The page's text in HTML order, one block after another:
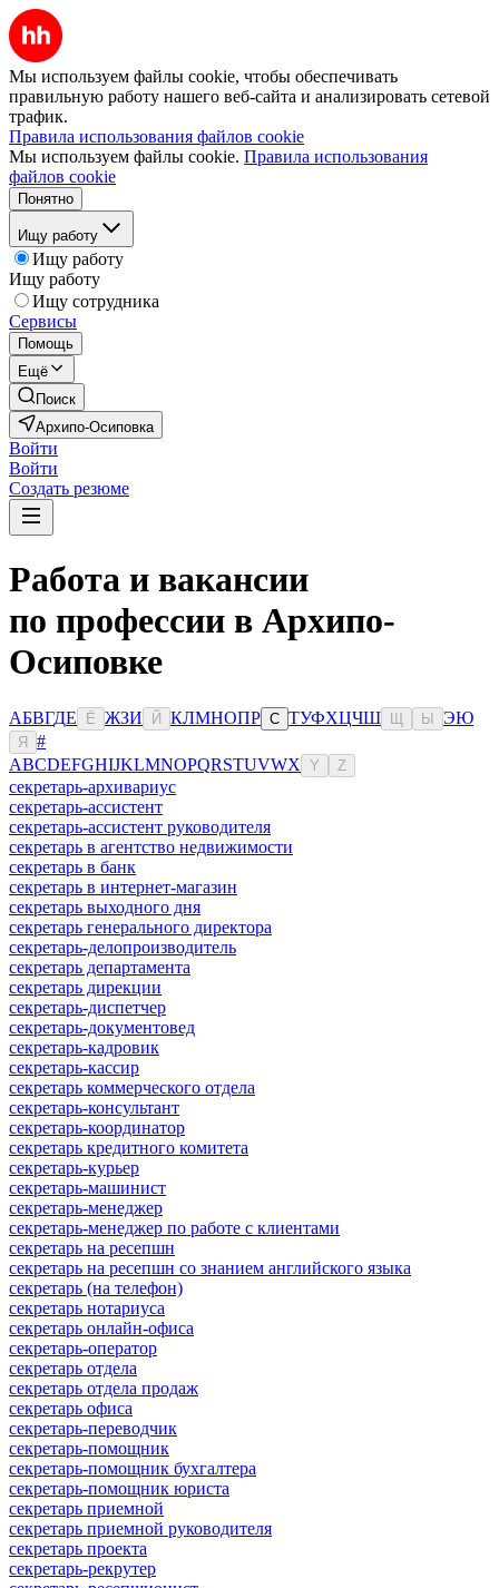
Мы используем файлы cookie, чтобы обеспечивать
правильную работу нашего веб-сайта и анализировать сетевой
трафик.
Правила использования файлов cookie
Мы используем файлы cookie. Правила использования
файлов cookie
Понятно
Ищу работу
Ищу работу
Ищу работу
Ищу сотрудника
Сервисы
Помощь
Ещё
Поиск
Архипо-Осиповка
Войти
Войти
Создать резюме
Работа и вакансии
по профессии в Архипо-
Осиповке
АБВГДЕ Ё ЖЗИ Й КЛМНОПР С ТУФХЦЧШ Ы ЭЮ
Я
#
ABCDEFGHIJKLMNOPQRSTUVWX Y Z
секретарь-архивариус
секретарь-ассистент
секретарь-ассистент руководителя
секретарь в агентство недвижимости
секретарь в банк
секретарь в интернет-магазин
секретарь выходного дня
секретарь генерального директора
секретарь-делопроизводитель
секретарь департамента
секретарь дирекции
секретарь-диспетчер
секретарь-документовед
секретарь-кадровик
секретарь-кассир
секретарь коммерческого отдела
секретарь-консультант
секретарь-координатор
секретарь кредитного комитета
секретарь-курьер
секретарь-машинист
секретарь-менеджер
секретарь-менеджер по работе с клиентами
секретарь на ресепшн
секретарь на ресепшн со знанием английского языка
секретарь (на телефон)
секретарь нотариуса
секретарь онлайн-офиса
секретарь-оператор
секретарь отдела
секретарь отдела продаж
секретарь офиса
секретарь-переводчик
секретарь-помощник
секретарь-помощник бухгалтера
секретарь-помощник юриста
секретарь приемной
секретарь приемной руководителя
секретарь проекта
секретарь-рекрутер